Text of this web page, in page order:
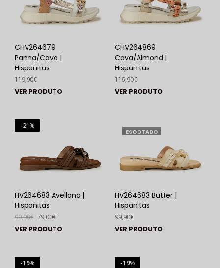
CHV264679
Panna/Cava |
Hispanitas
119,90€
VER PRODUTO
CHV264869
Cava/Almond |
Hispanitas
115,90€
VER PRODUTO
%
21
HV264683 Avellana |
Hispanitas
99,90€ 79,00€
VER PRODUTO
ESGOTADO
HV264683 Butter |
Hispanitas
99,90€
VER PRODUTO
%
19 %
19